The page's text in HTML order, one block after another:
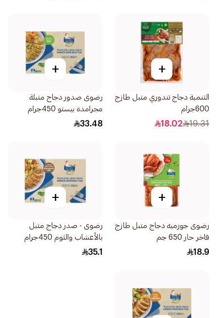
+
التنمية دجاج تندوري متبل طازج
600جرام
19.31
18.02
+
رضوى صدور دجاج متبلة
مجرامدة بيستو 450جرام
33.48
+
رضوى جورميه دجاج متبل طازج
فاخر حار 650 جم
18.9
+
رضوى - صدر دجاج متبل
بالأعشاب والثوم 450جرام
35.1